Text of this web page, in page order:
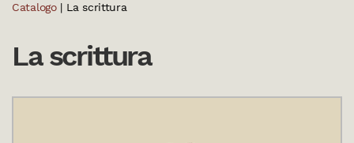
Catalogo| La scrittura
La scrittura